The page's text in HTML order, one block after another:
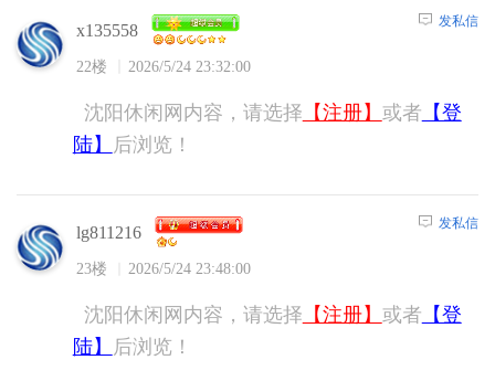
x135558
22楼 2026/5/24 23:32:00
发私信
沈阳休闲网内容，请选择 【注册】 或者 【登
陆】
后浏览！
lg811216
23楼 2026/5/24 23:48:00
发私信
沈阳休闲网内容，请选择 【注册】 或者 【登
陆】
后浏览！